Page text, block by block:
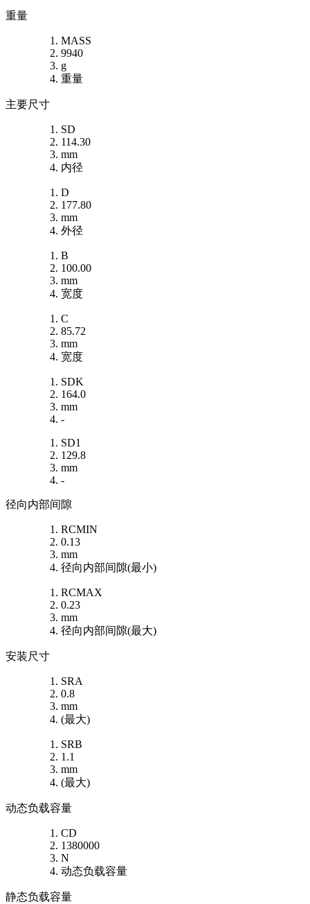
重量
MASS
9940
g
重量
主要尺寸
SD
114.30
mm
内径
D
177.80
mm
外径
B
100.00
mm
宽度
C
85.72
mm
宽度
SDK
164.0
mm
-
SD1
129.8
mm
-
径向内部间隙
RCMIN
0.13
mm
径向内部间隙(最小)
RCMAX
0.23
mm
径向内部间隙(最大)
安装尺寸
SRA
0.8
mm
(最大)
SRB
1.1
mm
(最大)
动态负载容量
CD
1380000
N
动态负载容量
静态负载容量